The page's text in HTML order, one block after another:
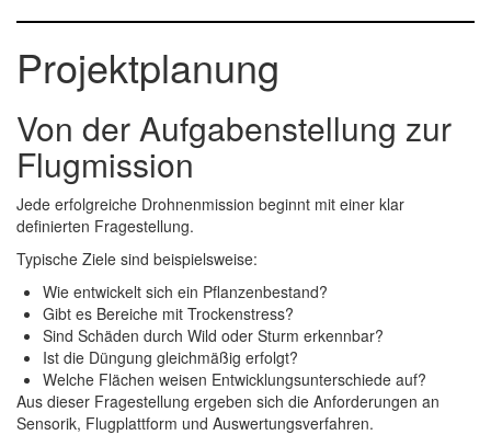
Projektplanung
Von der Aufgabenstellung zur
Flugmission
Jede erfolgreiche Drohnenmission beginnt mit einer klar
definierten Fragestellung.
Typische Ziele sind beispielsweise:
Wie entwickelt sich ein Pflanzenbestand?
Gibt es Bereiche mit Trockenstress?
Sind Schäden durch Wild oder Sturm erkennbar?
Ist die Düngung gleichmäßig erfolgt?
Welche Flächen weisen Entwicklungsunterschiede auf?
Aus dieser Fragestellung ergeben sich die Anforderungen an
Sensorik, Flugplattform und Auswertungsverfahren.